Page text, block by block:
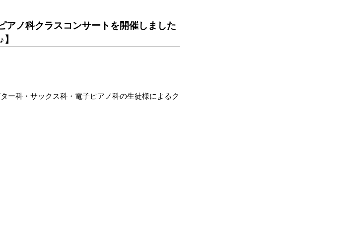
ノ科クラスコンサートを開催しました
♪】
ー科・サックス科・電子ピアノ科の生徒様によるク